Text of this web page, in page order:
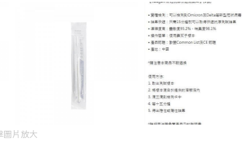
圖片放大